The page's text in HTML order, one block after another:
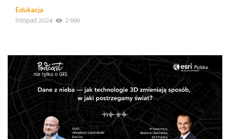
Edukacja
listopad 2024
2 699